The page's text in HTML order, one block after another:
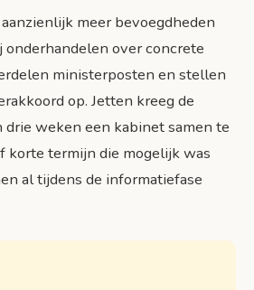
meer bevoegdheden
onderhandelen over concrete
ministerposten en stellen
op. Jetten kreeg de
weken een kabinet samen te
korte termijn die mogelijk was
al tijdens de informatiefase